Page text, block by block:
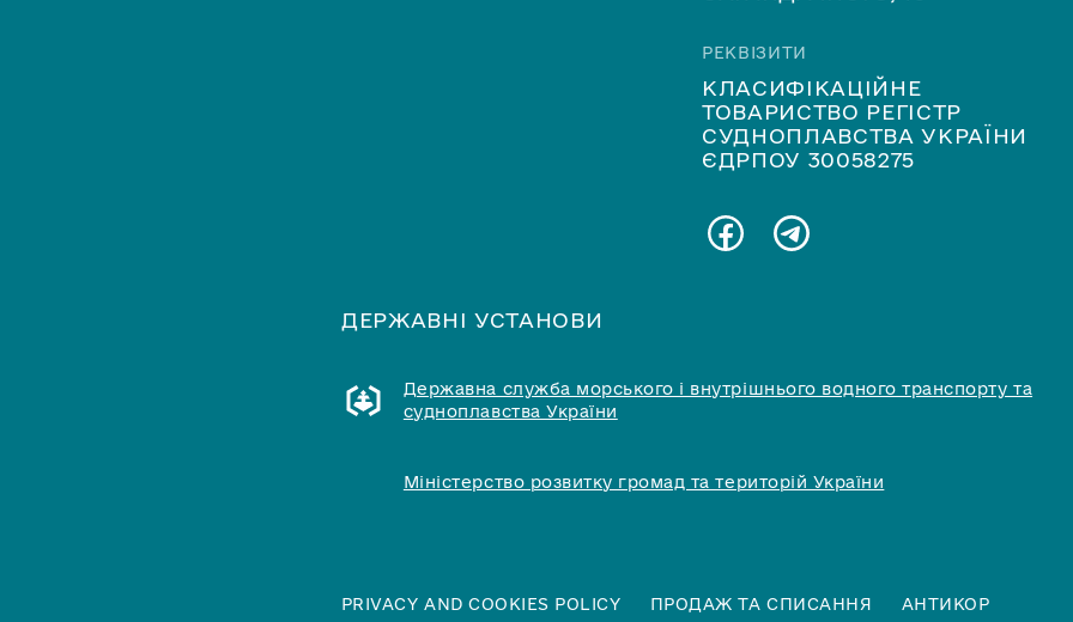
РЕКВІЗИТИ
КЛАСИФІКАЦІЙНЕ
ТОВАРИСТВО РЕГІСТР
СУДНОПЛАВСТВА УКРАЇНИ
ЄДРПОУ 30058275
ДЕРЖАВНІ УСТАНОВИ
Державна служба морського і внутрішнього водного транспорту та
судноплавства України
Міністерство розвитку громад та територій України
PRIVACY AND COOKIES POLICY ПРОДАЖ ТА СПИСАННЯ АНТИКОР